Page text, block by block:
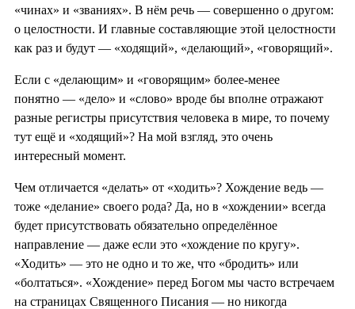
«чинах» и «званиях». В нём речь — совершенно о другом:
о целостности. И главные составляющие этой целостности
как раз и будут — «ходящий», «делающий», «говорящий».
Если с «делающим» и «говорящим» более-менее
понятно — «дело» и «слово» вроде бы вполне отражают
разные регистры присутствия человека в мире, то почему
тут ещё и «ходящий»? На мой взгляд, это очень
интересный момент.
Чем отличается «делать» от «ходить»? Хождение ведь —
тоже «делание» своего рода? Да, но в «хождении» всегда
будет присутствовать обязательно определённое
направление — даже если это «хождение по кругу».
«Ходить» — это не одно и то же, что «бродить» или
«болтаться». «Хождение» перед Богом мы часто встречаем
на страницах Священного Писания — но никогда